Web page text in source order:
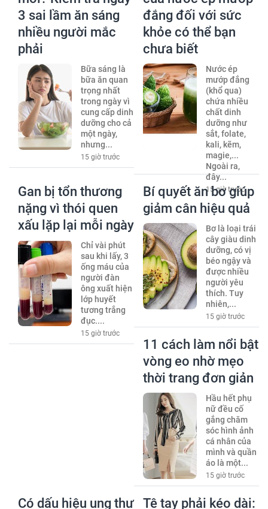
3 sai lầm ăn sáng
nhiều người mắc
phải
Bữa sáng là
bữa ăn quan
trọng nhất
trong ngày vì
cung cấp dinh
dưỡng cho cả
một ngày,
nhưng...
15 giờ trước
đắng đối với sức
khỏe có thể bạn
chưa biết
Nước ép
mướp đắng
(khổ qua)
chứa nhiều
chất dinh
dưỡng như
sắt, folate,
kali, kẽm,
magie,...
Ngoài ra,
đây...
15 giờ trước
Gan bị tổn thương
nặng vì thói quen
xấu lặp lại mỗi ngày
Chỉ vài phút
sau khi lấy, 3
ống máu của
người đàn
ông xuất hiện
lớp huyết
tương trắng
đục....
15 giờ trước
Bí quyết ăn bơ giúp
giảm cân hiệu quả
Bơ là loại trái
cây giàu dinh
dưỡng, có vị
béo ngậy và
được nhiều
người yêu
thích. Tuy
nhiên,...
15 giờ trước
11 cách làm nổi bật
vòng eo nhờ mẹo
thời trang đơn giản
Hầu hết phụ
nữ đều cố
gắng chăm
sóc hình ảnh
cá nhân của
mình và quần
áo là một...
15 giờ trước
Có dấu hiệu ung thư Tê tay phải kéo dài: